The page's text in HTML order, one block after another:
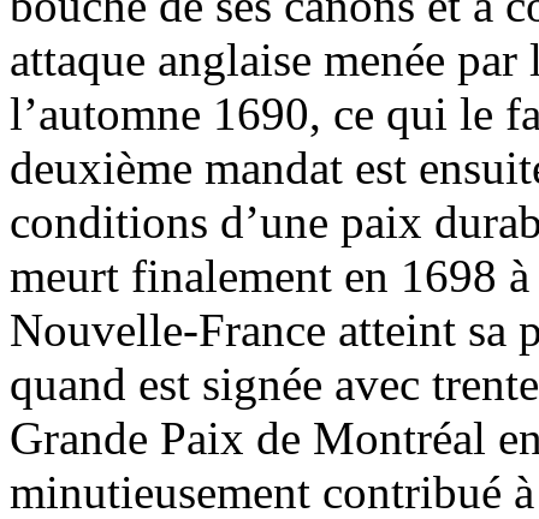
attaque anglaise menée
l’automne 1690, ce qui le
deuxième mandat est
conditions d’une paix
meurt finalement en 1698
Nouvelle-France atteint sa
quand est signée avec
Grande Paix de Montréal
minutieusement contribué